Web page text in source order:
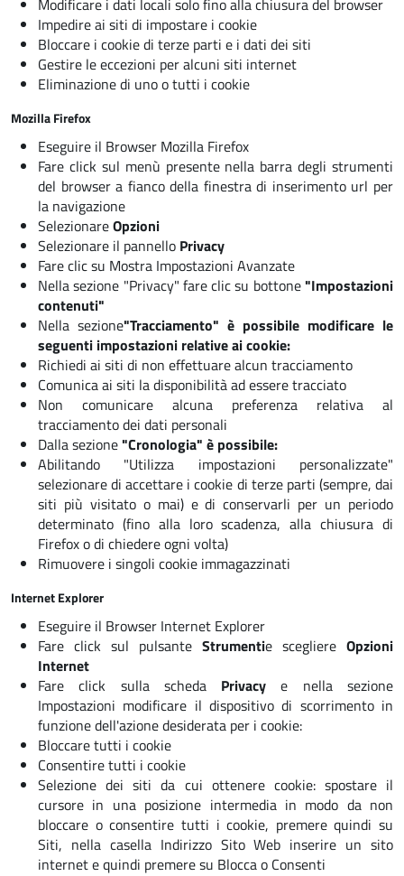
Modificare i dati locali solo fino alla chiusura del browser
Impedire ai siti di impostare i cookie
Bloccare i cookie di terze parti e i dati dei siti
Gestire le eccezioni per alcuni siti internet
Eliminazione di uno o tutti i cookie
Mozilla Firefox
Eseguire il Browser Mozilla Firefox
Fare click sul menù presente nella barra degli strumenti
del browser a fianco della finestra di inserimento url per
la navigazione
SelezionareOpzioni
Selezionare il pannello Privacy
Fare clic su Mostra Impostazioni Avanzate
Nella sezione "Privacy" fare clic su bottone"Impostazioni
contenuti"
Nella sezione"Tracciamento" è possibile modificare le
seguenti impostazioni relative ai cookie:
Richiedi ai siti di non effettuare alcun tracciamento
Comunica ai siti la disponibilità ad essere tracciato
Non comunicare alcuna preferenza relativa al
tracciamento dei dati personali
Dalla sezione"Cronologia" è possibile:
Abilitando "Utilizza impostazioni personalizzate"
selezionare di accettare i cookie di terze parti (sempre, dai
siti più visitato o mai) e di conservarli per un periodo
determinato (fino alla loro scadenza, alla chiusura di
Firefox o di chiedere ogni volta)
Rimuovere i singoli cookie immagazzinati
Internet Explorer
Eseguire il Browser Internet Explorer
Fare click sul pulsante Strumentie scegliere Opzioni
Internet
Fare click sulla scheda Privacy e nella sezione
Impostazioni modificare il dispositivo di scorrimento in
funzione dell'azione desiderata per i cookie:
Bloccare tutti i cookie
Consentire tutti i cookie
Selezione dei siti da cui ottenere cookie: spostare il
cursore in una posizione intermedia in modo da non
bloccare o consentire tutti i cookie, premere quindi su
Siti, nella casella Indirizzo Sito Web inserire un sito
internet e quindi premere su Blocca o Consenti